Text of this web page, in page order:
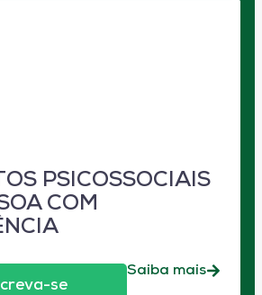
PSICOSSOCIAIS
COM
se
Saiba mais